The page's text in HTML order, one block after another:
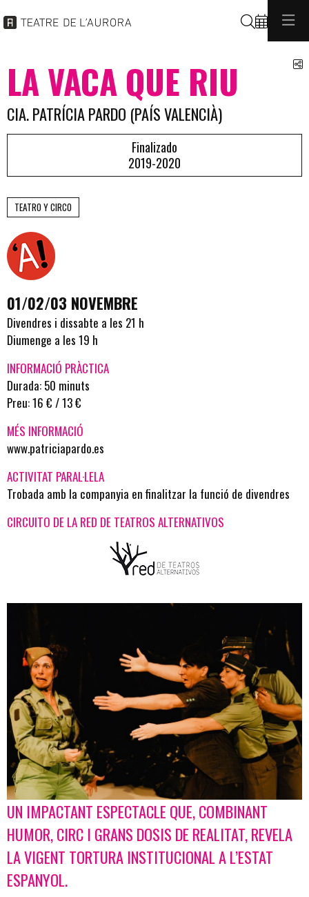
Buscar
LA VACA QUE RIU
CIA. PATRÍCIA PARDO (PAÍS VALENCIÀ)
Finalizado
2019-2020
TEATRO Y CIRCO
01/02/03 NOVEMBRE
Divendres i dissabte a les 21 h
Diumenge a les 19 h
INFORMACIÓ PRÀCTICA
Durada: 50 minuts
Preu: 16 € / 13 €
MÉS INFORMACIÓ
www.patriciapardo.es
ACTIVITAT PARAL·LELA
Trobada amb la companyia en finalitzar la funció de divendres
CIRCUITO DE LA RED DE TEATROS ALTERNATIVOS
Diapositiva 1 de 1
UN IMPACTANT ESPECTACLE QUE, COMBINANT
HUMOR, CIRC I GRANS DOSIS DE REALITAT, REVELA
LA VIGENT TORTURA INSTITUCIONAL A L’ESTAT
ESPANYOL.